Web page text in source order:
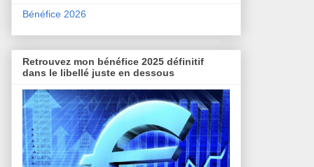
Bénéfice 2026
Retrouvez mon bénéfice 2025 définitif
dans le libellé juste en dessous